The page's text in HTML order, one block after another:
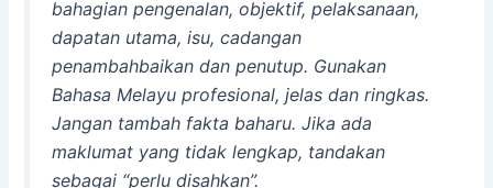
bahagian pengenalan, objektif, pelaksanaan,
dapatan utama, isu, cadangan
penambahbaikan dan penutup. Gunakan
Bahasa Melayu profesional, jelas dan ringkas.
Jangan tambah fakta baharu. Jika ada
maklumat yang tidak lengkap, tandakan
sebagai “perlu disahkan”.